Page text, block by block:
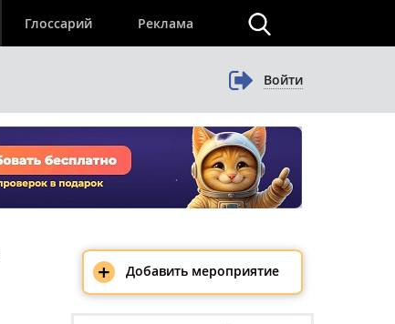
Глоссарий Реклама
Войти
+ Добавить мероприятие